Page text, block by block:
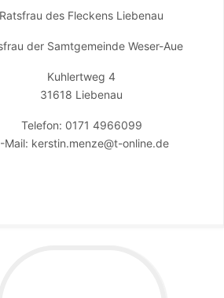
Ratsfrau des Fleckens Liebenau
der Samtgemeinde Weser-Aue
Kuhlertweg 4
31618 Liebenau
Telefon: 0171 4966099
Mail: kerstin.menze@t-online.de